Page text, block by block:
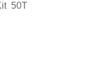
50T